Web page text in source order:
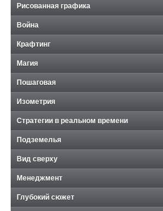
Рисованная графика
Война
Крафтинг
Магия
Пошаговая
Изометрия
Стратегии в реальном времени
Подземелья
Вид сверху
Менеджмент
Глубокий сюжет